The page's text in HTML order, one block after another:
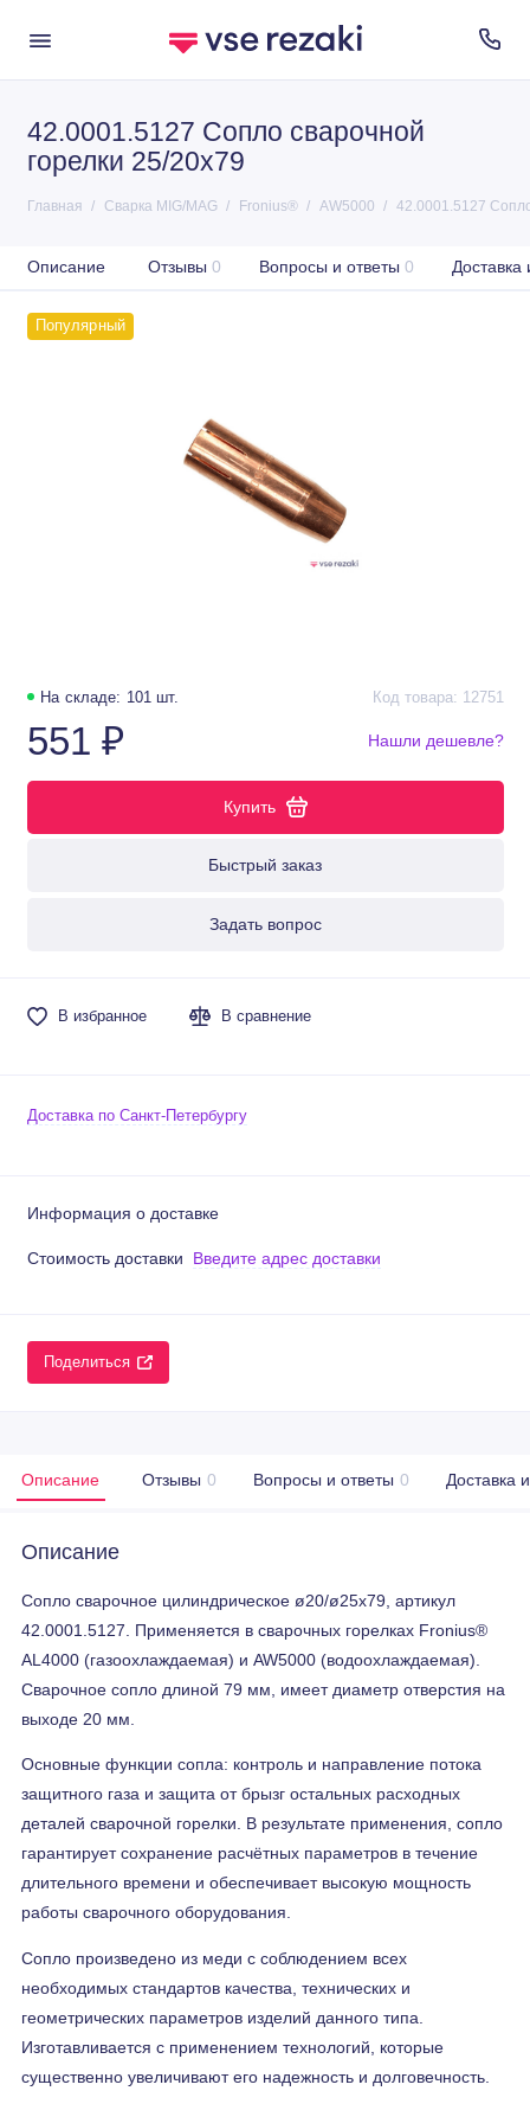
42.0001.5127 Сопло сварочной
горелки 25/20x79
Главная Сварка MIG/MAG Fronius® AW5000 42.0001.5127
Описание Отзывы 0 Вопросы и ответы 0 Доставка
Популярный
На складе: 101 шт. Код товара: 12751
551 ₽
Купить
Быстрый заказ
Задать вопрос
Нашли дешевле?
В избранное В сравнение
Доставка по Санкт-Петербургу
Информация о доставке
Стоимость доставки Введите адрес доставки
Поделиться
Описание Отзывы 0 Вопросы и ответы 0 Доставка
Описание
Сопло сварочное цилиндрическое ø20/ø25x79, артикул
42.0001.5127. Применяется в сварочных горелках Fronius®
AL4000 (газоохлаждаемая) и AW5000 (водоохлаждаемая).
Сварочное сопло длиной 79 мм, имеет диаметр отверстия на
выходе 20 мм.
Основные функции сопла: контроль и направление потока
защитного газа и защита от брызг остальных расходных
деталей сварочной горелки. В результате применения, сопло
гарантирует сохранение расчётных параметров в течение
длительного времени и обеспечивает высокую мощность
работы сварочного оборудования.
Сопло произведено из меди с соблюдением всех
необходимых стандартов качества, технических и
геометрических параметров изделий данного типа.
Изготавливается с применением технологий, которые
существенно увеличивают его надежность и долговечность.